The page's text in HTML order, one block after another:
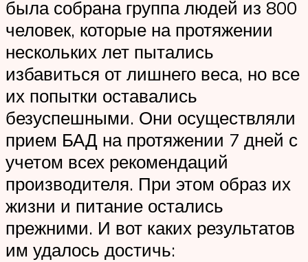
была собрана группа людей из 800
человек, которые на протяжении
нескольких лет пытались
избавиться от лишнего веса, но все
их попытки оставались
безуспешными. Они осуществляли
прием БАД на протяжении 7 дней с
учетом всех рекомендаций
производителя. При этом образ их
жизни и питание остались
прежними. И вот каких результатов
им удалось достичь: